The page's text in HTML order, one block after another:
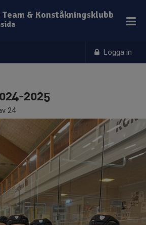
Logga in
& Konståkningsklubb
2025
24